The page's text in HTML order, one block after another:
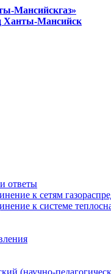
Мансийскгаз»
Ханты-Мансийск
ответы
к сетям
к системе
(научно-